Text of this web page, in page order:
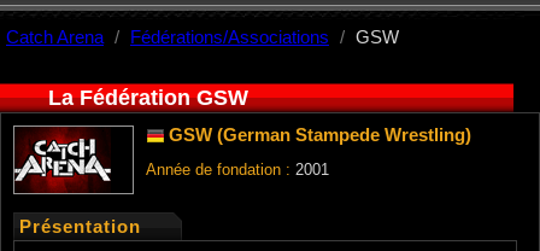
Catch Arena Fédérations/Associations GSW
La Fédération GSW
GSW (German Stampede Wrestling)
Année de fondation : 2001
Présentation